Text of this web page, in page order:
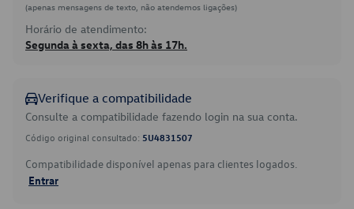
(apenas mensagens de texto, não atendemos ligações)
Horário de atendimento:
Segunda à sexta, das 8h às 17h.
Verifique a compatibilidade
Consulte a compatibilidade fazendo login na sua conta.
Código original consultado: 5U4831507
Compatibilidade disponível apenas para clientes logados.
Entrar